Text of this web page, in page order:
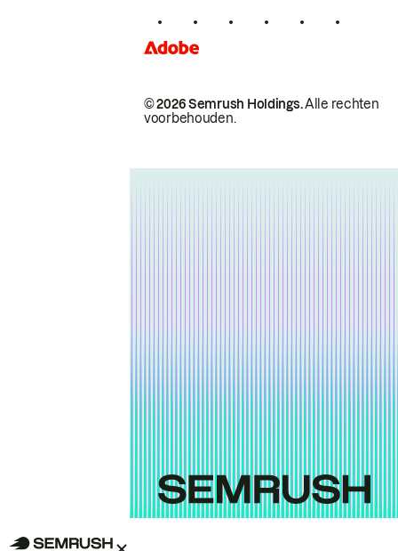
© 2026 Semrush Holdings.Alle rechten
voorbehouden.